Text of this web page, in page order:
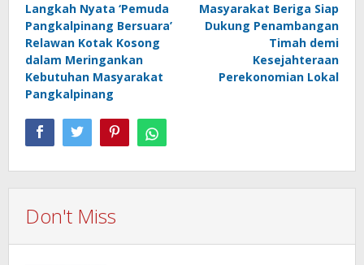
navigation
Langkah Nyata ‘Pemuda
Pangkalpinang Bersuara’
Relawan Kotak Kosong
dalam Meringankan
Kebutuhan Masyarakat
Pangkalpinang
Masyarakat Beriga Siap
Dukung Penambangan
Timah demi
Kesejahteraan
Perekonomian Lokal
Don't Miss